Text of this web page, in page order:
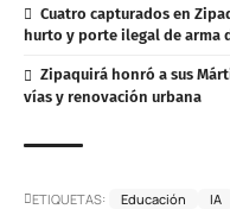
Cuatro capturados en
hurto y porte ilegal de arma
Zipaquirá honró a sus
vías y renovación urbana
ETIQUETAS: Educación IA